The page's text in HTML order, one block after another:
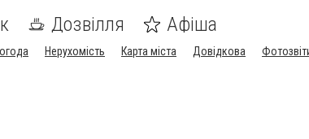
Дозвілля Афіша
Нерухомість Карта міста Довідкова